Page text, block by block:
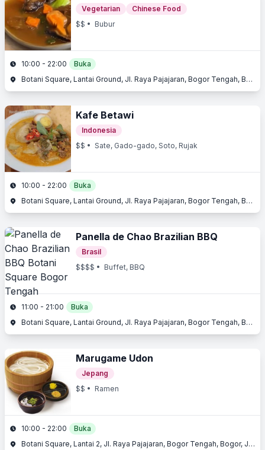
Vegetarian
Chinese Food
$$ • Bubur
10:00 - 22:00
Buka
Botani Square, Lantai Ground, Jl. Raya Pajajaran, Bogor Tengah, Bogor, Jawa Barat
Kafe Betawi
Indonesia
$$ • Sate, Gado-gado, Soto, Rujak
10:00 - 22:00
Buka
Botani Square, Lantai Ground, Jl. Raya Pajajaran, Bogor Tengah, Bogor, Jawa Barat
Panella de Chao Brazilian BBQ
Brasil
$$$$ • Buffet, BBQ
11:00 - 21:00
Buka
Botani Square, Lantai Ground, Jl. Raya Pajajaran, Bogor Tengah, Bogor, Jawa Barat
Marugame Udon
Jepang
$$ • Ramen
10:00 - 22:00
Buka
Botani Square, Lantai 2, Jl. Raya Pajajaran, Bogor Tengah, Bogor, Jawa Barat